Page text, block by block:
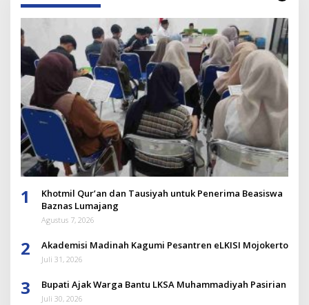
1
Khotmil Qur’an dan Tausiyah untuk Penerima Beasiswa
Baznas Lumajang
Agustus 7, 2026
2 Akademisi Madinah Kagumi Pesantren eLKISI Mojokerto
Juli 31, 2026
3 Bupati Ajak Warga Bantu LKSA Muhammadiyah Pasirian
Juli 30, 2026